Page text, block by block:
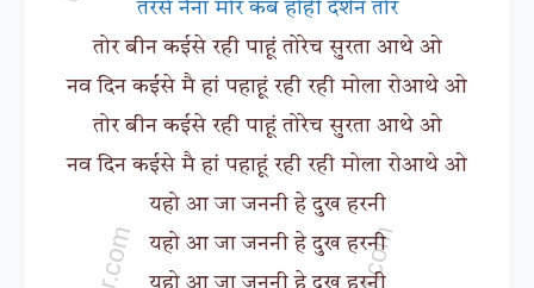
तरसे नैना मोर कब होही दर्शन तोर
तोर बीन कईसे रही पाहूं तोरेच सुरता आथे ओ
नव दिन कईसे मै हां पहाहूं रही रही मोला रोआथे ओ
तोर बीन कईसे रही पाहूं तोरेच सुरता आथे ओ
नव दिन कईसे मै हां पहाहूं रही रही मोला रोआथे ओ
यहो आ जा जननी हे दुख हरनी
यहो आ जा जननी हे दुख हरनी